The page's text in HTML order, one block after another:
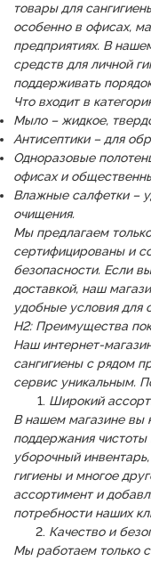
товары для
особенно в офисах,
предприятиях. В
средств для личной
поддерживать
Что входит в
Мыло – жидкое,
Антисептики – для
Одноразовые
офисах и
Влажные салфетки –
очищения.
Мы предлагаем
сертифицированы и
безопасности. Если
доставкой, наш
удобные условия для
H2: Преимущества
Наш интернет-
сангигиены с рядом
сервис уникальным.
Широкий
В нашем магазине вы
поддержания
уборочный
гигиены и многое
ассортимент и
потребности наших
Качество и
Мы работаем только